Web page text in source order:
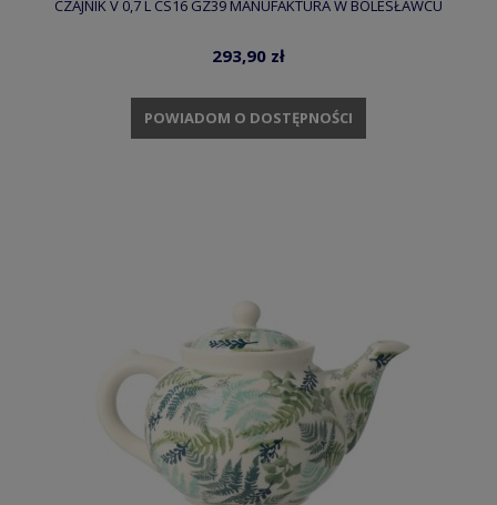
CZAJNIK V 0,7 L CS16 GZ39 MANUFAKTURA W BOLESŁAWCU
293,90 zł
POWIADOM O DOSTĘPNOŚCI